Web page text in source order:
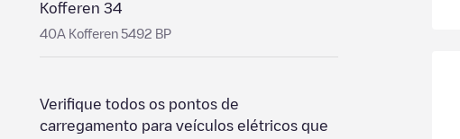
Kofferen 34
40A Kofferen 5492 BP
Verifique todos os pontos de
carregamento para veículos elétricos que